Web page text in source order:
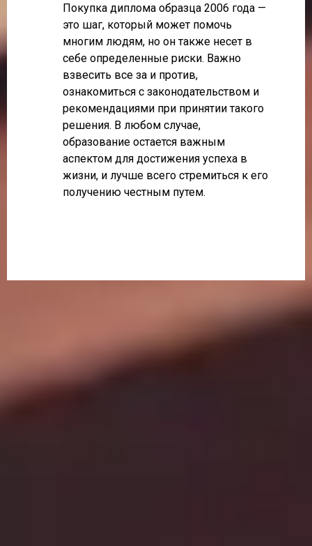
Покупка диплома образца 2006 года —
это шаг, который может помочь
многим людям, но он также несет в
себе определенные риски. Важно
взвесить все за и против,
ознакомиться с законодательством и
рекомендациями при принятии такого
решения. В любом случае,
образование остается важным
аспектом для достижения успеха в
жизни, и лучше всего стремиться к его
получению честным путем.